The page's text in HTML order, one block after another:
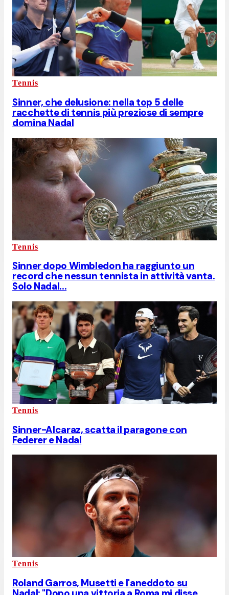
Tennis
Sinner, che delusione: nella top 5 delle
racchette di tennis più preziose di sempre
domina Nadal
Tennis
Sinner dopo Wimbledon ha raggiunto un
record che nessun tennista in attività vanta.
Solo Nadal...
Tennis
Sinner-Alcaraz, scatta il paragone con
Federer e Nadal
Tennis
Roland Garros, Musetti e l'aneddoto su